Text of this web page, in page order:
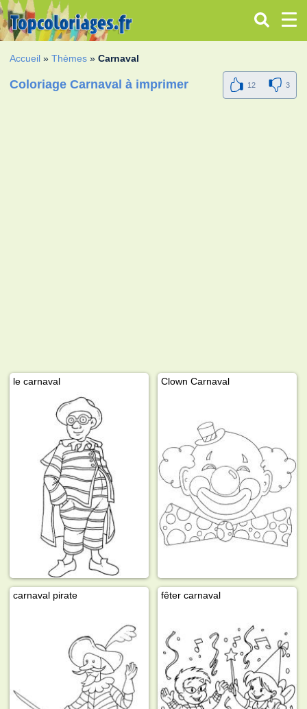
Accueil »Thèmes »Carnaval
Coloriage Carnaval à imprimer 12 3
le carnaval Clown Carnaval
carnaval pirate fêter carnaval